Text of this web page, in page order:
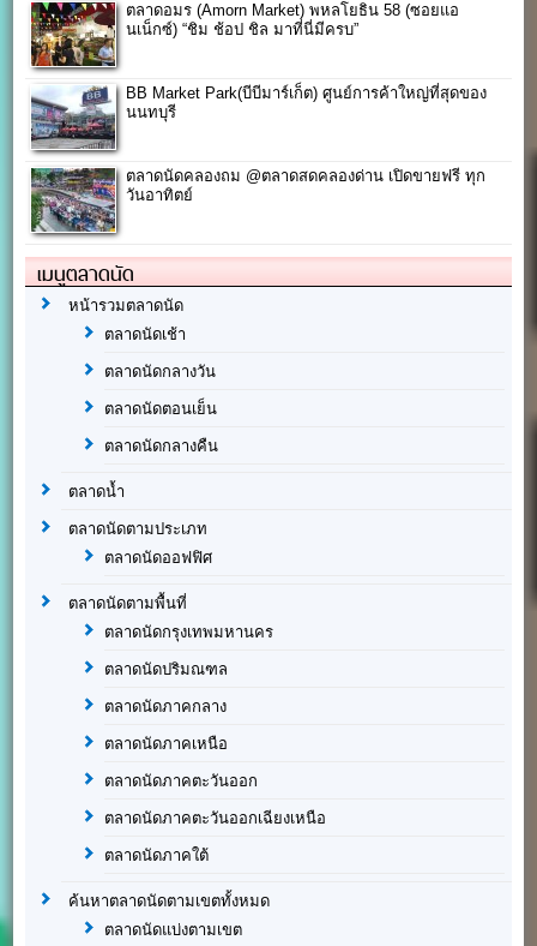
ตลาดอมร (Amorn Market) พหลโยธิน 58 (ซอยแอ
นเน็กซ์) “ชิม ช้อป ชิล มาที่นี่มีครบ”
BB Market Park(บีบีมาร์เก็ต) ศูนย์การค้าใหญ่ที่สุดของ
นนทบุรี
ตลาดนัดคลองถม @ตลาดสดคลองด่าน เปิดขายฟรี ทุก
วันอาทิตย์
เมนูตลาดนัด
หน้ารวมตลาดนัด
ตลาดนัดเช้า
ตลาดนัดกลางวัน
ตลาดนัดตอนเย็น
ตลาดนัดกลางคืน
ตลาดน้ำ
ตลาดนัดตามประเภท
ตลาดนัดออฟฟิศ
ตลาดนัดตามพื้นที่
ตลาดนัดกรุงเทพมหานคร
ตลาดนัดปริมณฑล
ตลาดนัดภาคกลาง
ตลาดนัดภาคเหนือ
ตลาดนัดภาคตะวันออก
ตลาดนัดภาคตะวันออกเฉียงเหนือ
ตลาดนัดภาคใต้
ค้นหาตลาดนัดตามเขตทั้งหมด
ตลาดนัดแบ่งตามเขต